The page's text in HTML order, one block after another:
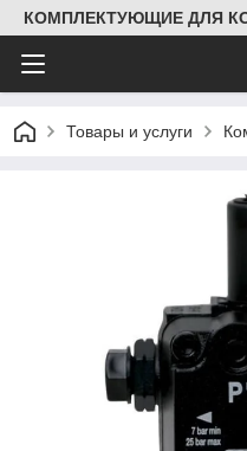
КОМПЛЕКТУЮЩИЕ ДЛЯ
Товары и услуги